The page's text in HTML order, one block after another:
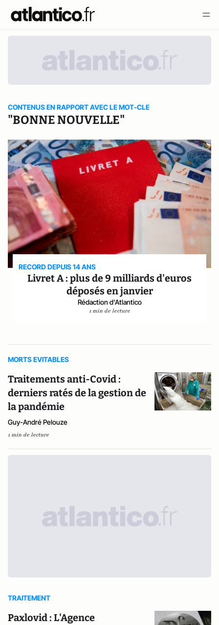
CONTENUS EN RAPPORT AVEC LE MOT-CLE
"BONNE NOUVELLE"
RECORD DEPUIS 14 ANS
Livret A : plus de 9 milliards d'euros
déposés en janvier
Rédaction d'Atlantico
1 min de lecture
MORTS EVITABLES
Traitements anti-Covid :
derniers ratés de la gestion de
la pandémie
Guy-André Pelouze
1 min de lecture
TRAITEMENT
Paxlovid : L'Agence